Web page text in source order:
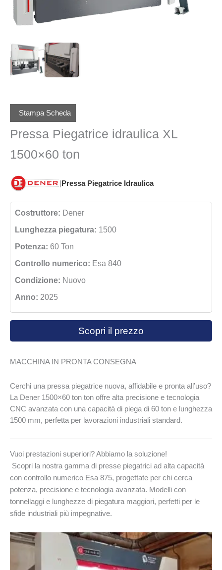
Stampa Scheda
Pressa Piegatrice idraulica XL
1500×60 ton
|Pressa Piegatrice Idraulica
Costruttore: Dener
Lunghezza piegatura: 1500
Potenza: 60 Ton
Controllo numerico: Esa 840
Condizione: Nuovo
Anno: 2025
Scopri il prezzo
MACCHINA IN PRONTA CONSEGNA
Cerchi una pressa piegatrice nuova, affidabile e pronta all’uso?
La Dener 1500×60 ton ton offre alta precisione e tecnologia
CNC avanzata con una capacità di piega di 60 ton e lunghezza
1500 mm, perfetta per lavorazioni industriali standard.
Vuoi prestazioni superiori? Abbiamo la soluzione!
Scopri la nostra gamma di presse piegatrici ad alta capacità
con controllo numerico Esa 875, progettate per chi cerca
potenza, precisione e tecnologia avanzata. Modelli con
tonnellaggi e lunghezze di piegatura maggiori, perfetti per le
sfide industriali più impegnative.